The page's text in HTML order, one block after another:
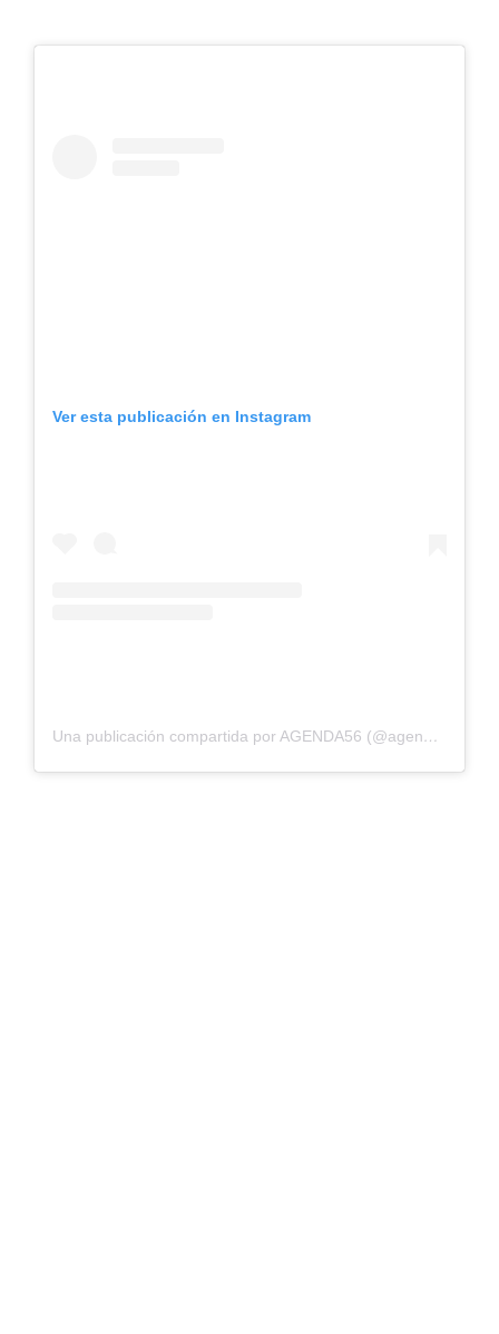
Ver esta publicación en Instagram
Una publicación compartida por AGENDA56 (@agenda56_)